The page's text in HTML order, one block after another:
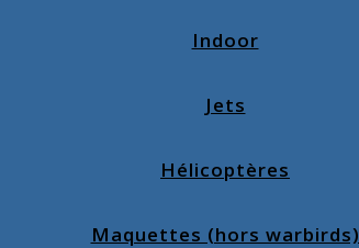
Indoor
Jets
Hélicoptères
Maquettes (hors warbirds)